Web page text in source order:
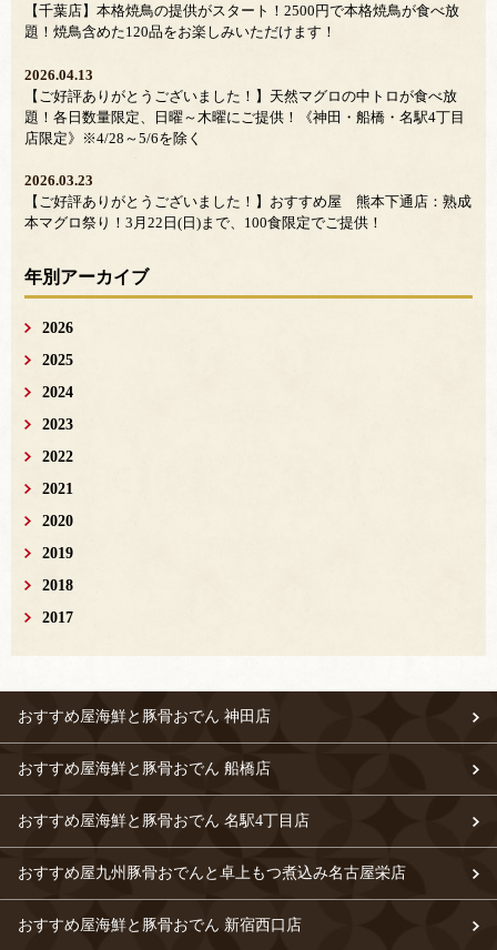
【千葉店】本格焼鳥の提供がスタート！2500円で本格焼鳥が食べ放
題！焼鳥含めた120品をお楽しみいただけます！
2026.04.13
【ご好評ありがとうございました！】天然マグロの中トロが食べ放
題！各日数量限定、日曜～木曜にご提供！《神田・船橋・名駅4丁目
店限定》※4/28～5/6を除く
2026.03.23
【ご好評ありがとうございました！】おすすめ屋 熊本下通店：熟成
本マグロ祭り！3月22日(日)まで、100食限定でご提供！
年別アーカイブ
2026
2025
2024
2023
2022
2021
2020
2019
2018
2017
おすすめ屋海鮮と豚骨おでん 神田店
おすすめ屋海鮮と豚骨おでん 船橋店
おすすめ屋海鮮と豚骨おでん 名駅4丁目店
おすすめ屋九州豚骨おでんと卓上もつ煮込み名古屋栄店
おすすめ屋海鮮と豚骨おでん 新宿西口店